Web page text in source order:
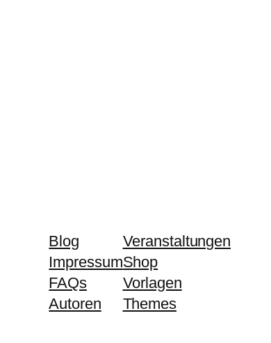
Blog
Impressum
FAQs
Autoren
Veranstaltungen
Shop
Vorlagen
Themes